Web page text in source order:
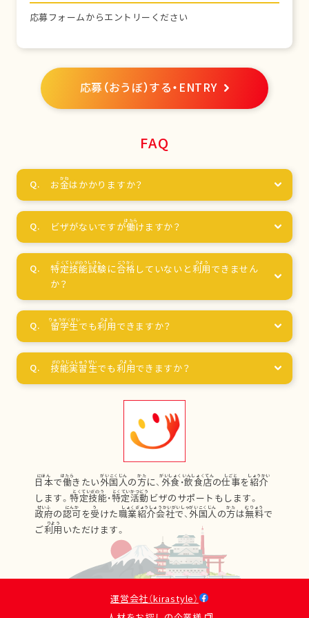
応募フォームからエントリーください
応募（おうぼ）する・ENTRY
FAQ
お金はかかりますか？
ビザがないですが働けますか？
特定技能試験に合格 していないと利用 できません
か？
留学生でも利用 できますか？
技能実習生でも利用できますか？
日本で働きたい外国人の方に、 外食 ・飲食店の仕事を紹介
します。特定技能・特定活動 ビザのサポートもします。
政府の認可を受けた職業紹介会社で、 外国人の方は無料で
ご利用 いただけます。
運営会社（kirastyle）